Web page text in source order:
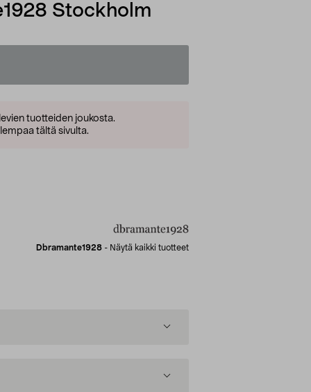
Stockholm
tuotteiden joukosta.
tältä sivulta.
Dbramante1928 - Näytä kaikki tuotteet